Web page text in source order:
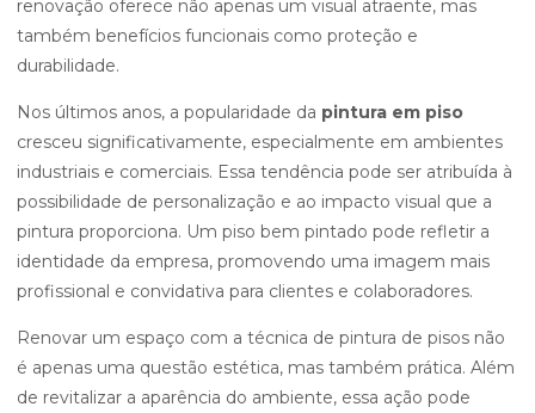
renovação oferece não apenas um visual atraente, mas
também benefícios funcionais como proteção e
durabilidade.
Nos últimos anos, a popularidade da pintura em piso
cresceu significativamente, especialmente em ambientes
industriais e comerciais. Essa tendência pode ser atribuída à
possibilidade de personalização e ao impacto visual que a
pintura proporciona. Um piso bem pintado pode refletir a
identidade da empresa, promovendo uma imagem mais
profissional e convidativa para clientes e colaboradores.
Renovar um espaço com a técnica de pintura de pisos não
é apenas uma questão estética, mas também prática. Além
de revitalizar a aparência do ambiente, essa ação pode